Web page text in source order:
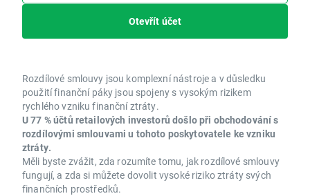
Otevřít účet
Rozdílové smlouvy jsou komplexní nástroje a v důsledku
použití finanční páky jsou spojeny s vysokým rizikem
rychlého vzniku finanční ztráty.
U 77 % účtů retailových investorů došlo při obchodování s
rozdílovými smlouvami u tohoto poskytovatele ke vzniku
ztráty.
Měli byste zvážit, zda rozumíte tomu, jak rozdílové smlouvy
fungují, a zda si můžete dovolit vysoké riziko ztráty svých
finančních prostředků.